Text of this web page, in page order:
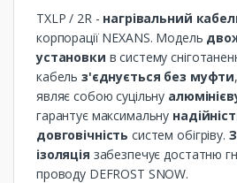
TXLP / 2R - нагрівальний
корпорації NEXANS. Модель
установки в систему
кабельз'єднується без муфти
являє собою суцільну
гарантує максимальну
довговічність систем обігріву.
ізоляція забезпечує достатню
проводу DEFROST SNOW.